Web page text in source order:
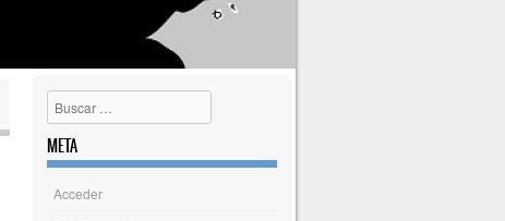
Buscar
META
Acceder